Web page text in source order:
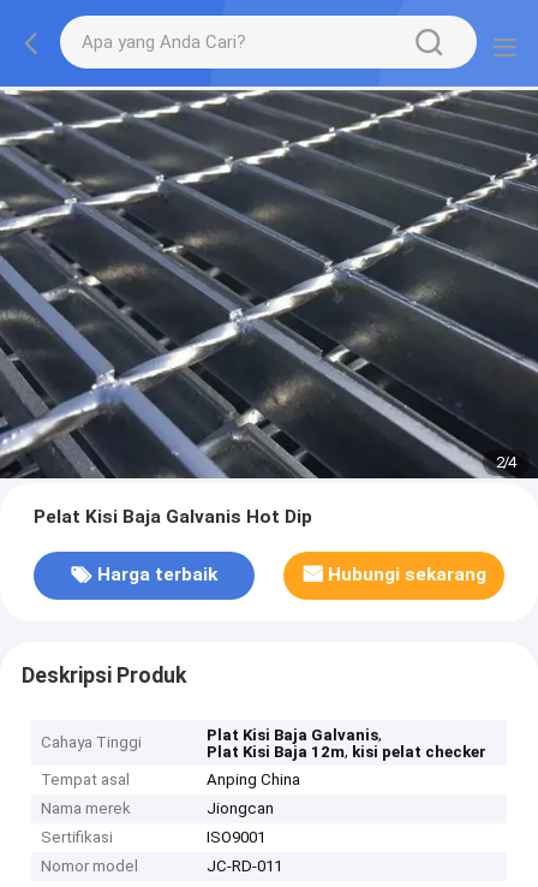
2/4
Pelat Kisi Baja Galvanis Hot Dip
Harga terbaik Hubungi sekarang
Deskripsi Produk
Cahaya Tinggi Plat Kisi Baja Galvanis,
Plat Kisi Baja 12m, kisi pelat checker
Tempat asal
Anping China
Nama merek
Jiongcan
Sertifikasi
ISO9001
Nomor model
JC-RD-011